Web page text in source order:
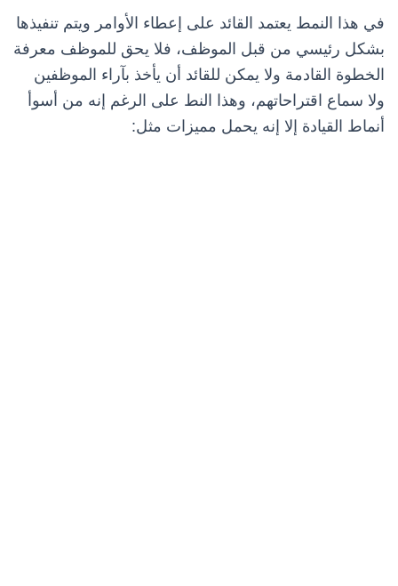
في هذا النمط يعتمد القائد على إعطاء الأوامر ويتم تنفيذها
بشكل رئيسي من قبل الموظف، فلا يحق للموظف معرفة
الخطوة القادمة ولا يمكن للقائد أن يأخذ بآراء الموظفين
ولا سماع اقتراحاتهم، وهذا النط على الرغم إنه من أسوأ
أنماط القيادة إلا إنه يحمل مميزات مثل: